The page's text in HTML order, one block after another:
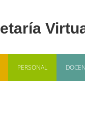
PERSONAL